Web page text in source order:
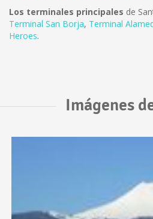
Los terminales principales de
Terminal San Borja, Terminal
Heroes.
Imágenes